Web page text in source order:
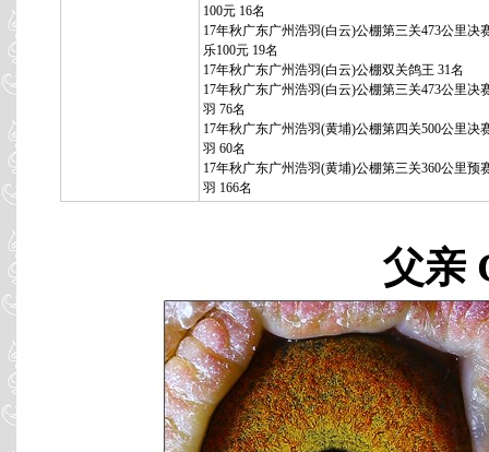
100元 16名
17年秋广东广州浩羽(白云)公棚第三关473公里决
乐100元 19名
17年秋广东广州浩羽(白云)公棚双关鸽王 31名
17年秋广东广州浩羽(白云)公棚第三关473公里决
羽 76名
17年秋广东广州浩羽(黄埔)公棚第四关500公里决
羽 60名
17年秋广东广州浩羽(黄埔)公棚第三关360公里预
羽 166名
父亲